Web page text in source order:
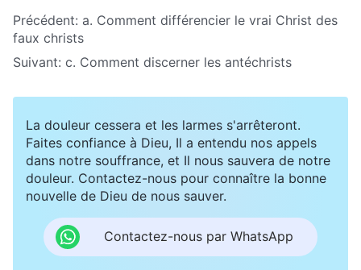
Précédent: a. Comment différencier le vrai Christ des
faux christs
Suivant: c. Comment discerner les antéchrists
La douleur cessera et les larmes s'arrêteront.
Faites confiance à Dieu, Il a entendu nos appels
dans notre souffrance, et Il nous sauvera de notre
douleur. Contactez-nous pour connaître la bonne
nouvelle de Dieu de nous sauver.
Contactez-nous par WhatsApp